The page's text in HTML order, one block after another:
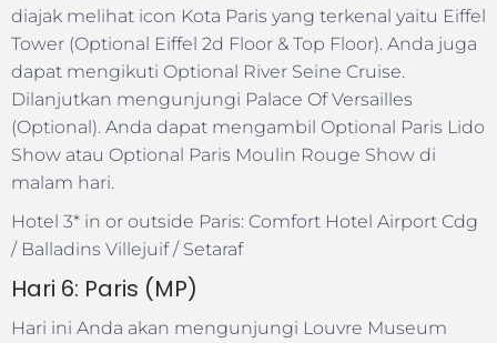
diajak melihat icon Kota Paris yang terkenal yaitu Eiffel
Tower (Optional Eiffel 2d Floor & Top Floor). Anda juga
dapat mengikuti Optional River Seine Cruise.
Dilanjutkan mengunjungi Palace Of Versailles
(Optional). Anda dapat mengambil Optional Paris Lido
Show atau Optional Paris Moulin Rouge Show di
malam hari.
Hotel 3* in or outside Paris: Comfort Hotel Airport Cdg
/ Balladins Villejuif / Setaraf
Hari 6: Paris (MP)
Hari ini Anda akan mengunjungi Louvre Museum